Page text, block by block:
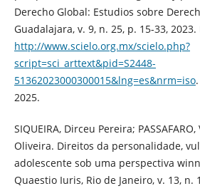
Derecho Global: Estudios sobre
Guadalajara, v. 9, n. 25, p. 15-33,
http://www.scielo.org.mx/scielo.php?
script=sci_arttext&pid=S2448-
51362023000300015&lng=es&nrm=iso
2025.
SIQUEIRA, Dirceu Pereira;
Oliveira. Direitos da personalidade,
adolescente sob uma perspectiva
Quaestio Iuris, Rio de Janeiro, v. 13, n.